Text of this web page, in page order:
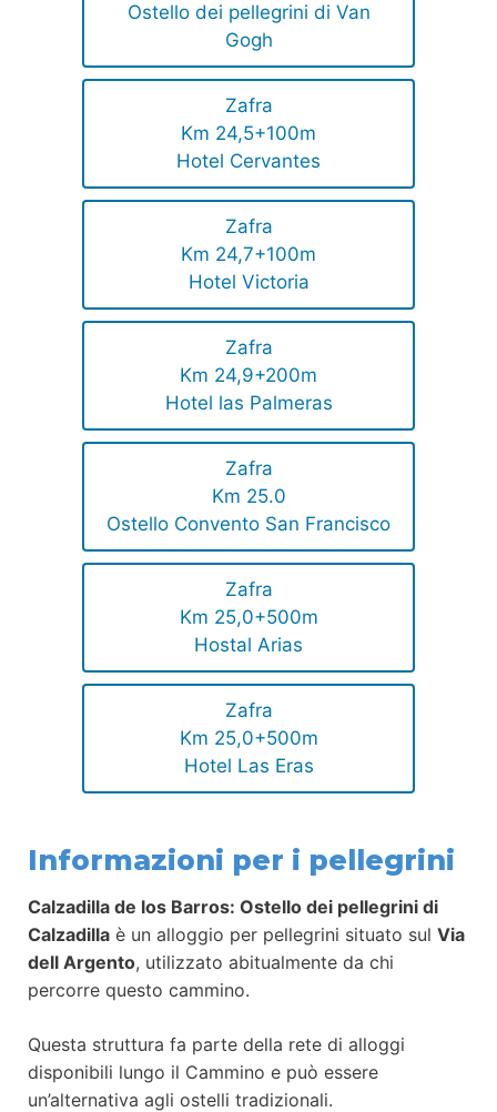
Ostello dei pellegrini di Van
Gogh
Zafra
Km 24,5+100m
Hotel Cervantes
Zafra
Km 24,7+100m
Hotel Victoria
Zafra
Km 24,9+200m
Hotel las Palmeras
Zafra
Km 25.0
Ostello Convento San Francisco
Zafra
Km 25,0+500m
Hostal Arias
Zafra
Km 25,0+500m
Hotel Las Eras
Informazioni per i pellegrini
Calzadilla de los Barros: Ostello dei pellegrini di
Calzadilla è un alloggio per pellegrini situato sul Via
dell Argento, utilizzato abitualmente da chi
percorre questo cammino.
Questa struttura fa parte della rete di alloggi
disponibili lungo il Cammino e può essere
un’alternativa agli ostelli tradizionali.